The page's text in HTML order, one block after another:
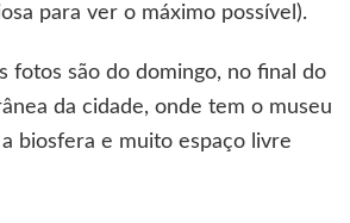
para ver o máximo possível).
fotos são do domingo, no final do
da cidade, onde tem o museu
biosfera e muito espaço livre